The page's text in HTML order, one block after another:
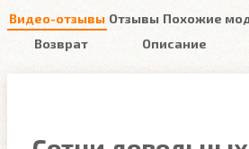
Видео-отзывы Отзывы Похожие
Возврат
Описание